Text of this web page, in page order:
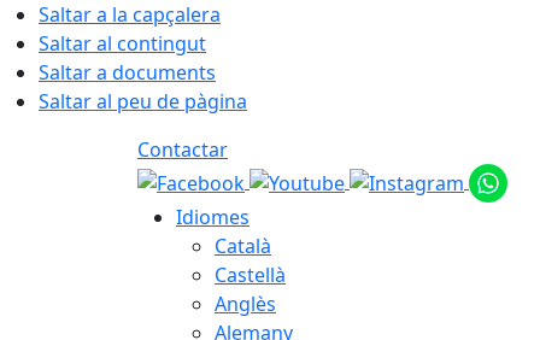
Saltar a la capçalera
Saltar al contingut
Saltar a documents
Saltar al peu de pàgina
Contactar
Idiomes
Català
Castellà
Anglès
Alemany